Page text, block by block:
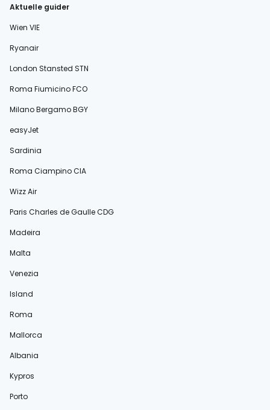
Aktuelle guider
Wien VIE
Ryanair
London Stansted STN
Roma Fiumicino FCO
Milano Bergamo BGY
easyJet
Sardinia
Roma Ciampino CIA
Wizz Air
Paris Charles de Gaulle CDG
Madeira
Malta
Venezia
Island
Roma
Mallorca
Albania
Kypros
Porto